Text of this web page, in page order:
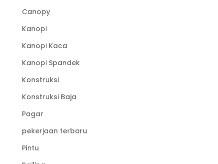
Canopy
Kanopi
Kanopi Kaca
Kanopi Spandek
Konstruksi
Konstruksi Baja
Pagar
pekerjaan terbaru
Pintu